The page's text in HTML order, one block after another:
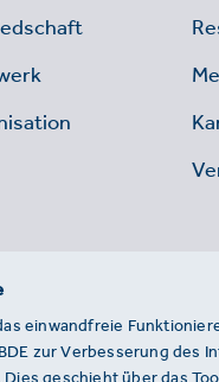
einwandfreie
zur Verbesserung des
geschieht über das